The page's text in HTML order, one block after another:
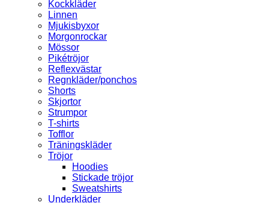
Kockkläder
Linnen
Mjukisbyxor
Morgonrockar
Mössor
Pikétröjor
Reflexvästar
Regnkläder/ponchos
Shorts
Skjortor
Strumpor
T-shirts
Tofflor
Träningskläder
Tröjor
Hoodies
Stickade tröjor
Sweatshirts
Underkläder